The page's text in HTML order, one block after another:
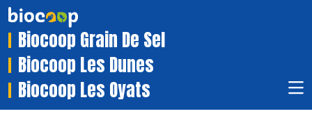
Biocoop Grain De Sel
Biocoop Les Dunes
Biocoop Les Oyats